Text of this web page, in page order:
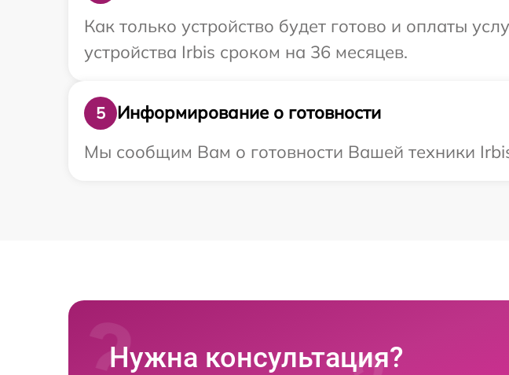
Как только устройство будет готово и оплаты
устройства Irbis сроком на 36 месяцев.
5
Информирование о готовности
Мы сообщим Вам о готовности Вашей техники
Нужна консультация?